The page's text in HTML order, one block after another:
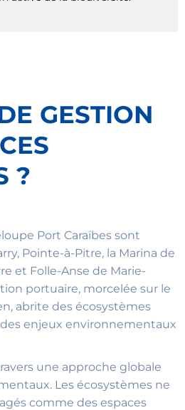
GESTION
?
Port Caraïbes sont
Pointe-à-Pitre, la Marina de
et Folle-Anse de Marie-
portuaire, morcelée sur le
abrite des écosystèmes
enjeux environnementaux
une approche globale
Les écosystèmes ne
comme des espaces